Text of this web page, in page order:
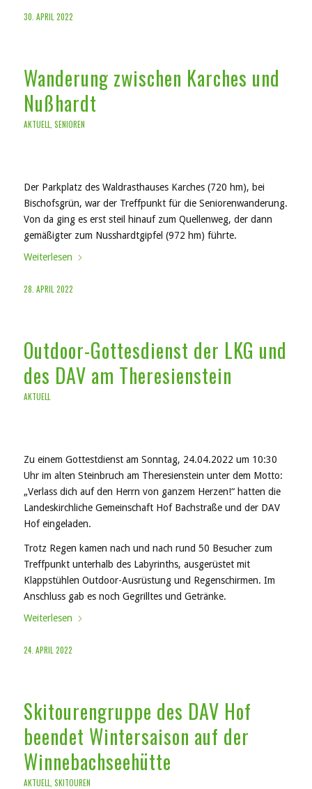
30. APRIL 2022
Wanderung zwischen Karches und
Nußhardt
AKTUELL, SENIOREN
Der Parkplatz des Waldrasthauses Karches (720 hm), bei
Bischofsgrün, war der Treffpunkt für die Seniorenwanderung.
Von da ging es erst steil hinauf zum Quellenweg, der dann
gemäßigter zum Nusshardtgipfel (972 hm) führte.
Weiterlesen
28. APRIL 2022
Outdoor-Gottesdienst der LKG und
des DAV am Theresienstein
AKTUELL
Zu einem Gottestdienst am Sonntag, 24.04.2022 um 10:30
Uhr im alten Steinbruch am Theresienstein unter dem Motto:
„Verlass dich auf den Herrn von ganzem Herzen!“ hatten die
Landeskirchliche Gemeinschaft Hof Bachstraße und der DAV
Hof eingeladen.
Trotz Regen kamen nach und nach rund 50 Besucher zum
Treffpunkt unterhalb des Labyrinths, ausgerüstet mit
Klappstühlen Outdoor-Ausrüstung und Regenschirmen. Im
Anschluss gab es noch Gegrilltes und Getränke.
Weiterlesen
24. APRIL 2022
Skitourengruppe des DAV Hof
beendet Wintersaison auf der
Winnebachseehütte
AKTUELL SKITOUREN